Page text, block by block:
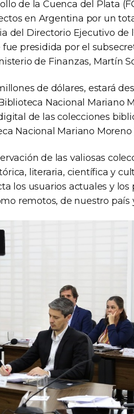
de la Cuenca del Plata
en Argentina por un
del Directorio Ejecutivo
presidida por el
de Finanzas, Martín
de dólares, estará
Nacional Mariano
de las colecciones
Nacional Mariano Moreno
de las valiosas
literaria, científica y
los usuarios actuales y los
remotos, de nuestro país